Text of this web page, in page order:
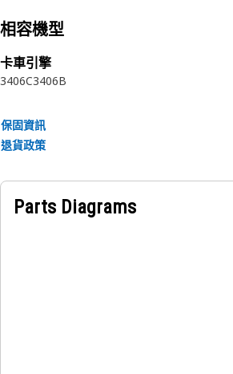
相容機型
卡車引擎
3406C3406B
保固資訊
退貨政策
Parts Diagrams